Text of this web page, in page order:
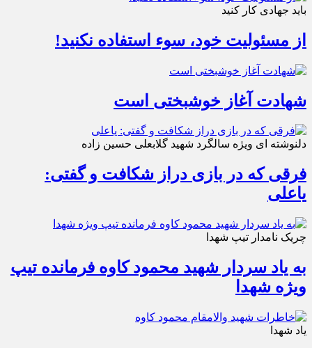
باید جهادی کار کنید
از مسئولیت خود، سوء استفاده نکنید!
شهادت آغاز خوشبختی است
دلنوشته ای ویژه سالگرد شهید گلابعلی حسین زاده
فرقی که در بازی دراز شکافت و گفتی:
یاعلی
چریک نامدار تیپ شهدا
به یاد سردار شهید محمود کاوه فرمانده تیپ
ویژه شهدا
یاد شهدا